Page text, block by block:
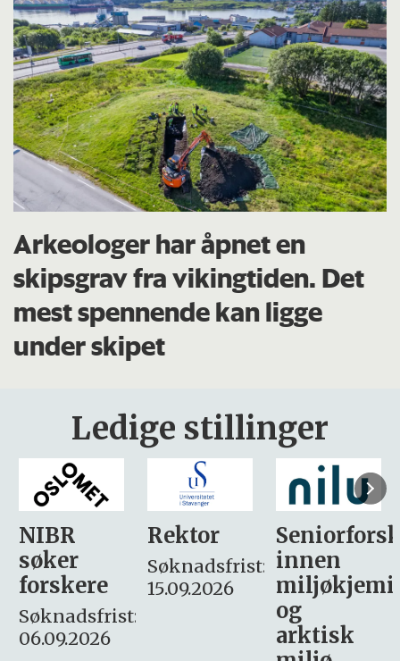
Arkeologer har åpnet en
skipsgrav fra vikingtiden. Det
mest spennende kan ligge
under skipet
Ledige stillinger
Rektor
Søknadsfrist:
15.09.2026
Seniorforsker
innen
miljøkjemi
søker
– fast
Søknadsfrist: